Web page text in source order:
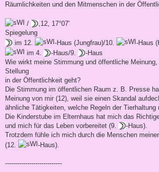
Räumlichkeiten und den Mitmenschen in der
/
,12, 17°07'
Spiegelung
im 12.
-Haus (Jungfrau)/10.
-Haus
im 4.
-Haus/9.
-Haus
Wie wirkt meine Stimmung und öffentliche
Stellung
in der Öffentlichkeit geht?
Die Stimmung im öffentlichen Raum z. B. Presse
Meinung von mir (12), weil sie einen Skandal
ähnliche Tätigkeiten, welche Regeln der Tierhaltung
Die Kinderstube im Elternhaus hat mich das
und mich für das Leben vorbereitet (9.
-Haus).
Trotzdem fühle ich mich durch die Menschen
(12.
-Haus).
----------------------------